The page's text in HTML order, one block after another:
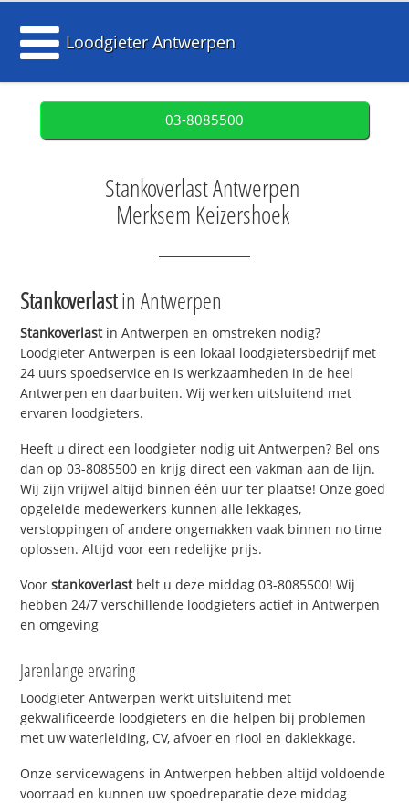
Loodgieter Antwerpen
03-8085500
Stankoverlast Antwerpen
Merksem Keizershoek
Stankoverlastin Antwerpen
Stankoverlastin Antwerpen en omstreken nodig?
Loodgieter Antwerpen is een lokaal loodgietersbedrijf met
24 uurs spoedservice en is werkzaamheden in de heel
Antwerpen en daarbuiten. Wij werken uitsluitend met
ervaren loodgieters.
Heeft u direct een loodgieter nodig uit Antwerpen? Bel ons
dan op 03-8085500 en krijg direct een vakman aan de lijn.
Wij zijn vrijwel altijd binnen één uur ter plaatse! Onze goed
opgeleide medewerkers kunnen alle lekkages,
verstoppingen of andere ongemakken vaak binnen no time
oplossen. Altijd voor een redelijke prijs.
Voorstankoverlastbelt u deze middag 03-8085500! Wij
hebben 24/7 verschillende loodgieters actief in Antwerpen
en omgeving
Jarenlange ervaring
Loodgieter Antwerpen werkt uitsluitend met
gekwalificeerde loodgieters en die helpen bij problemen
met uw waterleiding, CV, afvoer en riool en daklekkage.
Onze servicewagens in Antwerpen hebben altijd voldoende
voorraad en kunnen uw spoedreparatie deze middag